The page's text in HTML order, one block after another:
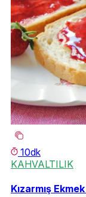
10dk
KAHVALTILIK
Kızarmış